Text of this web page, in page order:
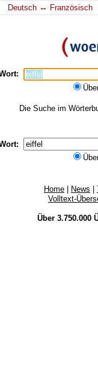
Deutsch ↔ Französisch
Die Suche im
Home News
Volltext-
Über 3.750.000